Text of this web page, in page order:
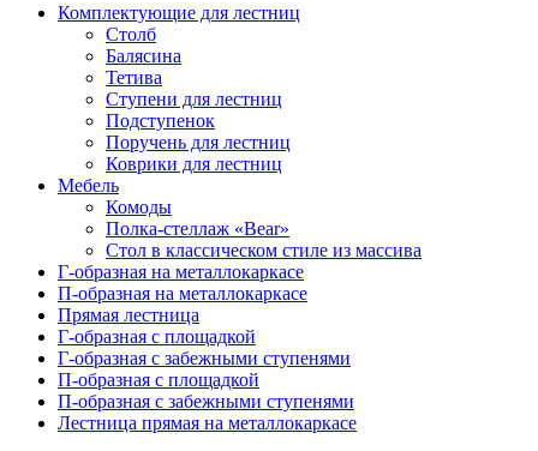
Комплектующие для лестниц
Столб
Балясина
Тетива
Ступени для лестниц
Подступенок
Поручень для лестниц
Коврики для лестниц
Мебель
Комоды
Полка-стеллаж «Bear»
Стол в классическом стиле из массива
Г-образная на металлокаркасе
П-образная на металлокаркасе
Прямая лестница
Г-образная с площадкой
Г-образная с забежными ступенями
П-образная с площадкой
П-образная с забежными ступенями
Лестница прямая на металлокаркасе